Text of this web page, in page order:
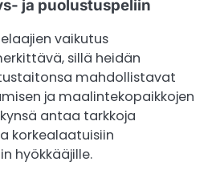
ja puolustuspeliin
vaikutus
sillä heidän
mahdollistavat
ja maalintekopaikkojen
antaa tarkkoja
korkealaatuisiin
hyökkääjille.